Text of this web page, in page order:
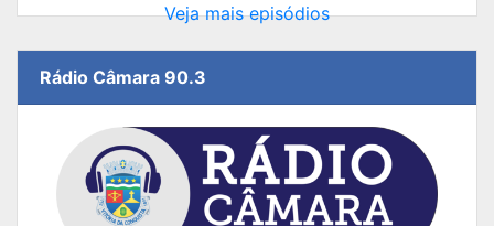
Veja mais episódios
Rádio Câmara 90.3